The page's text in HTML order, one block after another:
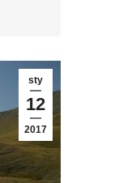
sty
12
2017